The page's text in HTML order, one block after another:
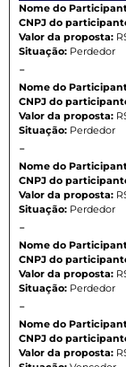
Nome do
CNPJ do
Valor da proposta:
Situação: Perdedor
-
Nome do
CNPJ do
Valor da proposta:
Situação: Perdedor
-
Nome do
CNPJ do
Valor da proposta:
Situação: Perdedor
-
Nome do
CNPJ do
Valor da proposta:
Situação: Perdedor
-
Nome do
CNPJ do
Valor da proposta: